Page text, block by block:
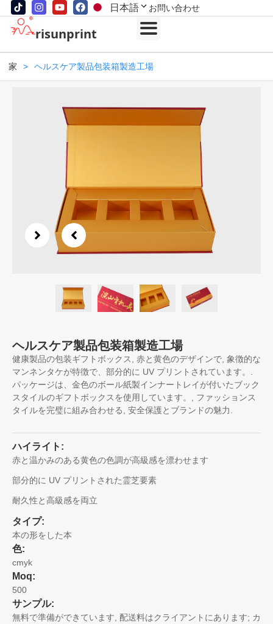
日本語 お問い合わせ
risunprint
家 > ヘルスケア製品包装箱製造工場
ヘルスケア製品包装箱製造工場
健康製品の包装ギフトボックス, 赤と黄色のデザインで, 象徴的な
マンネンタケが特徴で、部分的に UV プリントされています。.
パッケージは、金色のボール紙製インナートレイが付いたブック
スタイルのギフトボックスを使用しています。, ファッションス
タイルを完璧に組み合わせる, 安全保護とブランドの魅力.
ハイライト:
赤と温かみのある黄色の色調が高級感を漂わせます
部分的に UV プリントされた霊芝要素
耐久性と高級感を両立
タイプ:
本の形をした本
色:
cmyk
Moq:
500
サンプル:
無料で準備ができています, 配送料はクライアントにあります; カ